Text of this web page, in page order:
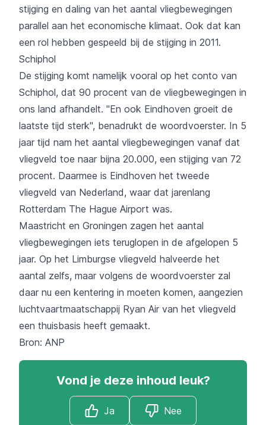
stijging en daling van het aantal vliegbewegingen
parallel aan het economische klimaat. Ook dat kan
een rol hebben gespeeld bij de stijging in 2011.
Schiphol
De stijging komt namelijk vooral op het conto van
Schiphol, dat 90 procent van de vliegbewegingen in
ons land afhandelt. "En ook Eindhoven groeit de
laatste tijd sterk", benadrukt de woordvoerster. In 5
jaar tijd nam het aantal vliegbewegingen vanaf dat
vliegveld toe naar bijna 20.000, een stijging van 72
procent. Daarmee is Eindhoven het tweede
vliegveld van Nederland, waar dat jarenlang
Rotterdam The Hague Airport was.
Maastricht en Groningen zagen het aantal
vliegbewegingen iets teruglopen in de afgelopen 5
jaar. Op het Limburgse vliegveld halveerde het
aantal zelfs, maar volgens de woordvoerster zal
daar nu een kentering in moeten komen, aangezien
luchtvaartmaatschappij Ryan Air van het vliegveld
een thuisbasis heeft gemaakt.
Bron: ANP
Vond je deze inhoud leuk?
Ja Nee